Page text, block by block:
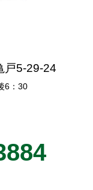
戸5-29-24
6：30